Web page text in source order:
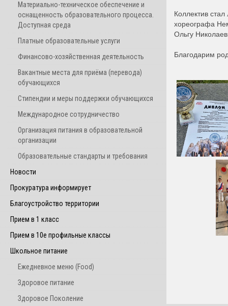
Материально-техническое обеспечение и
оснащенность образовательного процесса.
Доступная среда
Платные образовательные услуги
Финансово-хозяйственная деятельность
Вакантные места для приёма (перевода)
обучающихся
Стипендии и меры поддержки обучающихся
Международное сотрудничество
Организация питания в образовательной
организации
Образовательные стандарты и требования
Новости
Прокуратура информирует
Благоустройство территории
Прием в 1 класс
Прием в 10е профильные классы
Школьное питание
Ежедневное меню (Food)
Здоровое питание
Здоровое Поколение
Коллектив
хореографа
Ольгу
Благодарим